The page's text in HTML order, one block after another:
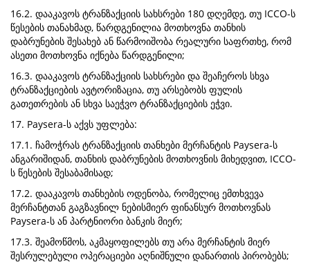
16.2. დააკავოს ტრანზაქციის სახსრები 180 დღემდე, თუ ICCO-ს
წესების თანახმად, წარდგენილია მოთხოვნა თანხის
დაბრუნების შესახებ ან წარმოიშობა რეალური საფრთხე, რომ
ასეთი მოთხოვნა იქნება წარდგენილი;
16.3. დააკავოს ტრანზაქციის სახსრები და შეაჩეროს სხვა
ტრანზაქციების ავტორიზაცია, თუ არსებობს ფულის
გათეთრების ან სხვა საეჭვო ტრანზაქციების ეჭვი.
17. Paysera-ს აქვს უფლება:
17.1. ჩამოჭრას ტრანზაქციის თანხები მერჩანტის Paysera-ს
ანგარიშიდან, თანხის დაბრუნების მოთხოვნის მიხედვით, ICCO-
ს წესების შესაბამისად;
17.2. დააკავოს თანხების ოდენობა, რომელიც ემთხვევა
მერჩანტთან გაგზავნილ ნებისმიერ ფინანსურ მოთხოვნას
Paysera-ს ან პარტნიორი ბანკის მიერ;
17.3. შეამოწმოს, აკმაყოფილებს თუ არა მერჩანტის მიერ
შესრულებული ოპერაციები აღნიშნული დანართის პირობებს;